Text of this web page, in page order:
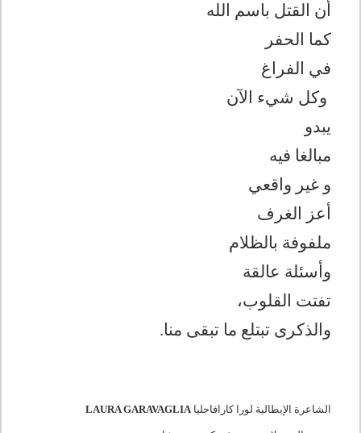
أن القتل باسم الله
كما الحفر
في الفراغ
وكل شيء الآن
يبدو
مبالغا فيه
و غير واقعي
أعز الغرف
ملفوفة بالظلام
وأسئلة عالقة
تفتت القلوب،
والذكرى تبتلع ما تبقى منا.
الشاعرة الإيطالية لورا كارافاجلياLAURA GARAVAGLIA